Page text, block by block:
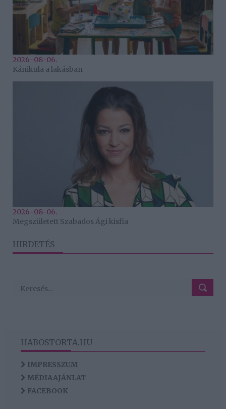
2026-08-06.
Kánikula a lakásban
2026-08-06.
Megszületett Szabados Ági kisfia
HIRDETÉS
HABOSTORTA.HU
IMPRESSZUM
MÉDIAAJÁNLAT
FACEBOOK